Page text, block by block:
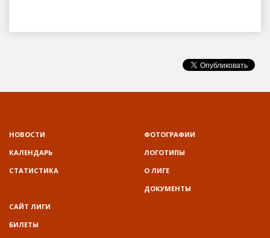
НОВОСТИ
КАЛЕНДАРЬ
СТАТИСТИКА
ФОТОГРАФИИ
ЛОГОТИПЫ
О ЛИГЕ
ДОКУМЕНТЫ
САЙТ ЛИГИ
БИЛЕТЫ